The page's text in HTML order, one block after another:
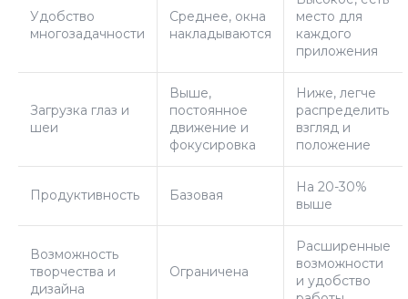
Удобство
многозадачности
Среднее, окна
накладываются
место для
каждого
приложения
Загрузка глаз и
шеи
Выше,
постоянное
движение и
фокусировка
Ниже, легче
распределить
взгляд и
положение
Продуктивность Базовая
На 20-30%
выше
Возможность
творчества и
дизайна
Ограничена
Расширенные
возможности
и удобство